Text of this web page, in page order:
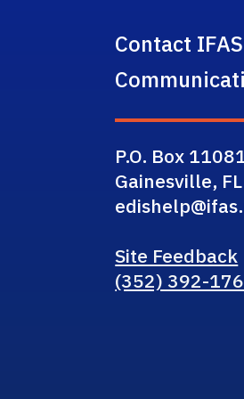
Contact IFAS
P.O. Box
Gainesville,
Site Feedback
(352) 392-